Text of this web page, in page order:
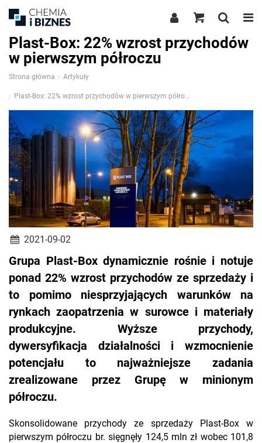
Plast-Box: 22% wzrost przychodów
w pierwszym półroczu
Strona główna Artykuły
Plast-Box: 22% wzrost przychodów w pierwszym półroczu
2021-09-02
Grupa Plast-Box dynamicznie rośnie i notuje
ponad 22% wzrost przychodów ze sprzedaży i
to pomimo niesprzyjających warunków na
rynkach zaopatrzenia w surowce i materiały
produkcyjne. Wyższe przychody,
dywersyfikacja działalności i wzmocnienie
potencjału to najważniejsze zadania
zrealizowane przez Grupę w minionym
półroczu.
Skonsolidowane przychody ze sprzedaży Plast-Box w
pierwszym półroczu br. sięgnęły 124,5 mln zł wobec 101,8